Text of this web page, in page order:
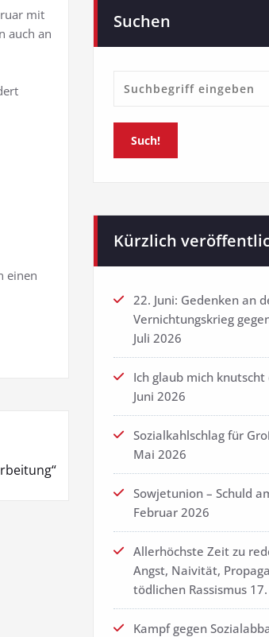
mit
auch an
einen
Suchen
Such!
Kürzlich
22. Juni: Gedenken an
Vernichtungskrieg
Juli 2026
Ich glaub mich knutscht
Juni 2026
Sozialkahlschlag für
Mai 2026
Sowjetunion – Schuld
Februar 2026
Allerhöchste Zeit zu
Angst, Naivität,
tödlichen Rassismus
Kampf gegen